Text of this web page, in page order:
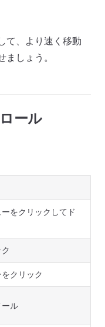
て、より速く移動
しょう。
ール
をクリックしてド
クリック
ール